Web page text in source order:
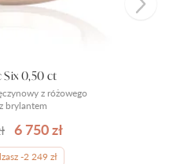
z różowego
brylantem
Six 0,50 ct
6 750 zł
-2 249 zł